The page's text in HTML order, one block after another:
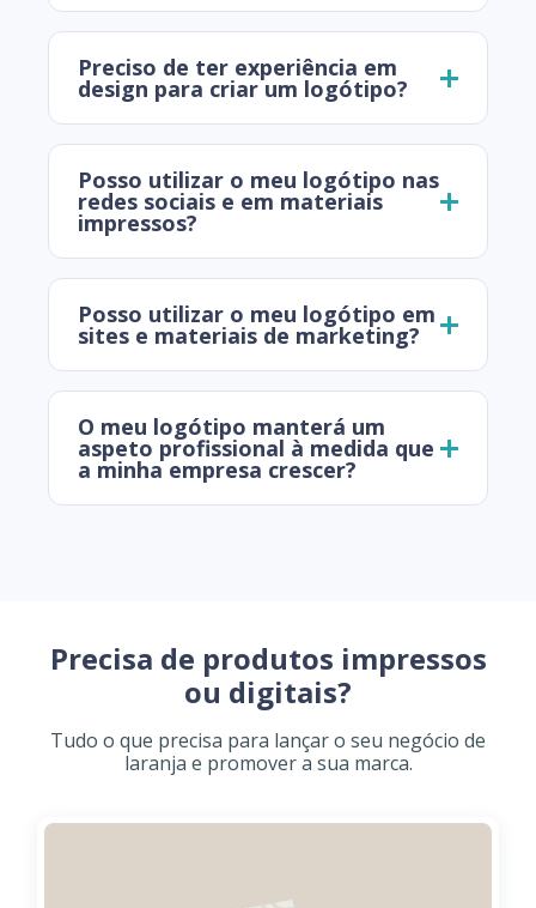
Preciso de ter experiência em
design para criar um logótipo?
Posso utilizar o meu logótipo nas
redes sociais e em materiais
impressos?
Posso utilizar o meu logótipo em
sites e materiais de marketing?
O meu logótipo manterá um
aspeto profissional à medida que
a minha empresa crescer?
Precisa de produtos impressos
ou digitais?
Tudo o que precisa para lançar o seu negócio de
laranja e promover a sua marca.